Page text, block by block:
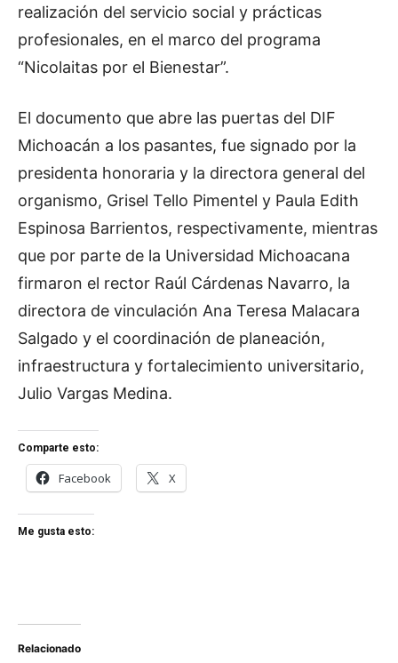
realización del servicio social y prácticas
profesionales, en el marco del programa
“Nicolaitas por el Bienestar”.
El documento que abre las puertas del DIF
Michoacán a los pasantes, fue signado por la
presidenta honoraria y la directora general del
organismo, Grisel Tello Pimentel y Paula Edith
Espinosa Barrientos, respectivamente, mientras
que por parte de la Universidad Michoacana
firmaron el rector Raúl Cárdenas Navarro, la
directora de vinculación Ana Teresa Malacara
Salgado y el coordinación de planeación,
infraestructura y fortalecimiento universitario,
Julio Vargas Medina.
Comparte esto:
Facebook X
Me gusta esto:
Relacionado